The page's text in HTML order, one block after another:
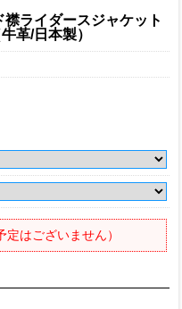
ライダースジャケット
革/日本製）
はございません）